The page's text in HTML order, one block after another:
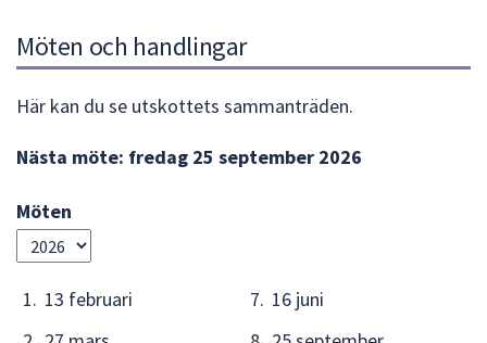
för
navigera
för
att
Möten och handlingar
Här kan du se utskottets sammanträden.
Nästa möte: fredag 25 september 2026
Möten
Välj
år
13 februari
16 juni